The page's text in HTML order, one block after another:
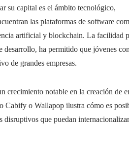
su capital es el ámbito tecnológico,
las plataformas de software
artificial y blockchain. La facilidad
desarrollo, ha permitido que jóvenes con
de grandes empresas.
crecimiento notable en la creación de
Cabify o Wallapop ilustra cómo es
disruptivos que puedan